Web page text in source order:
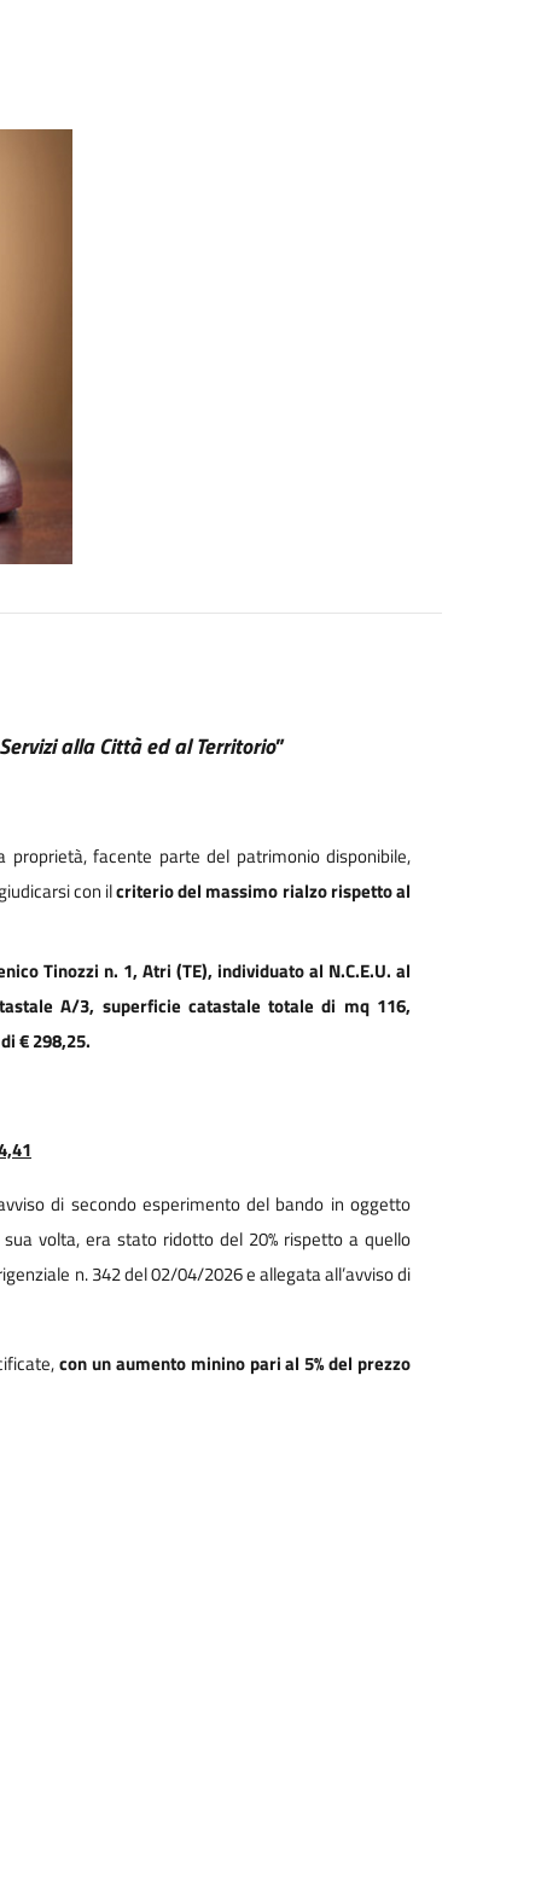
alla Città ed al Territorio”
facente parte del patrimonio disponibile,
con ilcriterio del massimo rialzo rispetto al
Tinozzi n. 1, Atri (TE), individuato al N.C.E.U. al
A/3, superficie catastale totale di mq 116,
€ 298,25.
di secondo esperimento del bando in oggetto
volta, era stato ridotto del 20% rispetto a quello
n. 342 del 02/04/2026 e allegata all’avviso di
con un aumento minino pari al 5% del prezzo